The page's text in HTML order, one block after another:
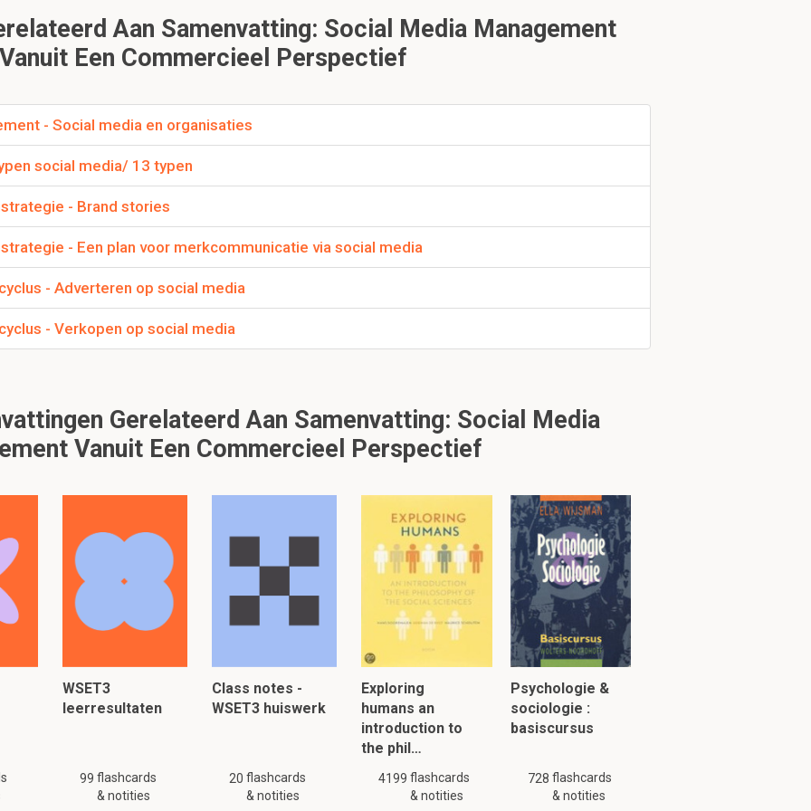
als gevolg van wat je op het internet zoekt.
1.4 Social media en individu
is een preview. Er zijn 4 andere flashcards beschikbaar voor hoofdstuk 1.4
mensen social media? Noem er minstens 3.
categorieën
en video’s naar een breed publiek kunnen
Aan Samenvatting: Social Media Management
Vanuit Een Commercieel Perspectief
- Social media en organisaties
social media/ 13 typen
- Brand stories
- Een plan voor merkcommunicatie via social media
- Adverteren op social media
- Verkopen op social media
Gerelateerd Aan Samenvatting: Social Media
Vanuit Een Commercieel Perspectief
WSET3
leerresultaten
99 flashcards
& notities
Class notes -
WSET3 huiswerk
20 flashcards
& notities
Exploring
humans an
introduction to
the phil…
4199 flashcards
& notities
Psychologie &
sociologie :
basiscursus
728 flashcards
& notities